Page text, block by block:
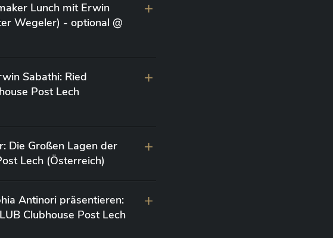
Lunch mit Erwin
Wegeler) - optional @
Sabathi: Ried
Post Lech
Die Großen Lagen der
Lech (Österreich)
Antinori präsentieren:
Clubhouse Post Lech